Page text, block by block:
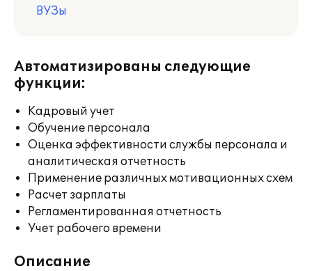
ВУЗы
Автоматизированы следующие
функции:
Кадровый учет
Обучение персонала
Оценка эффективности службы персонала и
аналитическая отчетность
Применение различных мотивационных схем
Расчет зарплаты
Регламентированная отчетность
Учет рабочего времени
Описание